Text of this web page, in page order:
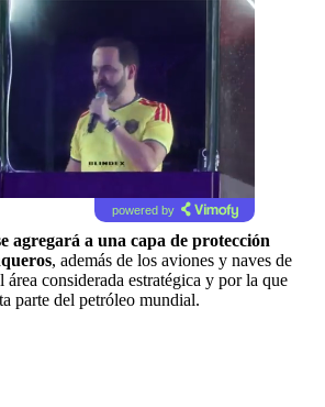
powered by
agregará a una capa de protección
, además de los aviones y naves de
área considerada estratégica y por la que
parte del petróleo mundial.